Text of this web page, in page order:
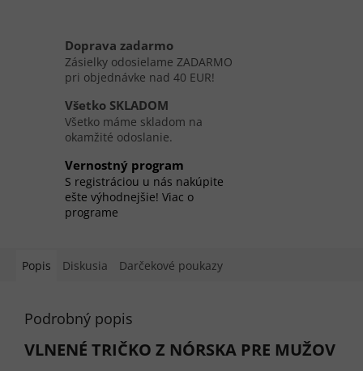
Doprava zadarmo
Zásielky odosielame ZADARMO
pri objednávke nad 40 EUR!
Všetko SKLADOM
Všetko máme skladom na
okamžité odoslanie.
Vernostný program
S registráciou u nás nakúpite
ešte výhodnejšie! Viac o
programe
Popis Diskusia Darčekové poukazy
Podrobný popis
VLNENÉ TRIČKO Z NÓRSKA PRE MUŽOV